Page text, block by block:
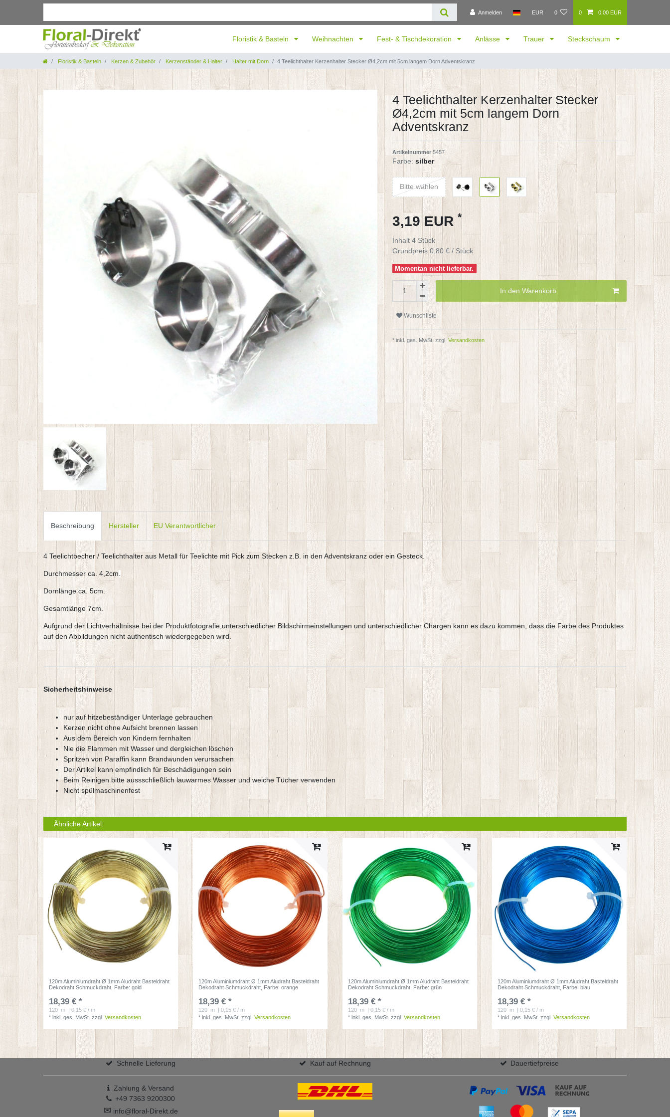
Anmelden EUR 0 0 0,00 EUR
Floristik & Basteln Weihnachten Fest- & Tischdekoration Anlässe Trauer Steckschaum
Floristik & Basteln Kerzen & Zubehör Kerzenständer & Halter Halter mit Dorn 4 Teelichthalter Kerzenhalter Stecker Ø4,2cm mit 5cm langem Dorn Adventskranz
4 Teelichthalter Kerzenhalter Stecker
Ø4,2cm mit 5cm langem Dorn
Adventskranz
Artikelnummer 5457
Farbe: silber
Bitte wählen
3,19 EUR *
Inhalt 4 Stück
Grundpreis 0,80 € / Stück
Momentan nicht lieferbar.
In den Warenkorb
Wunschliste
* inkl. ges. MwSt. zzgl. Versandkosten
Beschreibung Hersteller EU Verantwortlicher
4 Teelichtbecher / Teelichthalter aus Metall für Teelichte mit Pick zum Stecken z.B. in den Adventskranz oder ein Gesteck.
Durchmesser ca. 4,2cm.
Dornlänge ca. 5cm.
Gesamtlänge 7cm.
Aufgrund der Lichtverhältnisse bei der Produktfotografie,unterschiedlicher Bildschirmeinstellungen und unterschiedlicher Chargen kann es dazu kommen, dass die Farbe des Produktes
auf den Abbildungen nicht authentisch wiedergegeben wird.
Sicherheitshinweise
nur auf hitzebeständiger Unterlage gebrauchen
Kerzen nicht ohne Aufsicht brennen lassen
Aus dem Bereich von Kindern fernhalten
Nie die Flammen mit Wasser und dergleichen löschen
Spritzen von Paraffin kann Brandwunden verursachen
Der Artikel kann empfindlich für Beschädigungen sein
Beim Reinigen bitte aussschließlich lauwarmes Wasser und weiche Tücher verwenden
Nicht spülmaschinenfest
Ähnliche Artikel:
120m Aluminiumdraht Ø 1mm Aludraht Basteldraht
Dekodraht Schmuckdraht , Farbe: gold
18,39 € *
120 m | 0,15 € / m
*inkl. ges. MwSt. zzgl.Versandkosten
120m Aluminiumdraht Ø 1mm Aludraht Basteldraht
Dekodraht Schmuckdraht , Farbe: orange
18,39 € *
120 m | 0,15 € / m
*inkl. ges. MwSt. zzgl.Versandkosten
120m Aluminiumdraht Ø 1mm Aludraht Basteldraht
Dekodraht Schmuckdraht , Farbe: grün
18,39 € *
120 m | 0,15 € / m
*inkl. ges. MwSt. zzgl.Versandkosten
120m Aluminiumdraht Ø 1mm Aludraht Basteldraht
Dekodraht Schmuckdraht , Farbe: blau
18,39 € *
120 m | 0,15 € / m
*inkl. ges. MwSt. zzgl.Versandkosten
Schnelle Lieferung Kauf auf Rechnung Dauertiefpreise
Zahlung & Versand
+49 7363 9200300
✉ info@floral-Direkt.de